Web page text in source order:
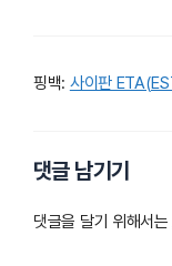
핑백: 사이판
댓글 남기기
댓글을 달기 위해서는